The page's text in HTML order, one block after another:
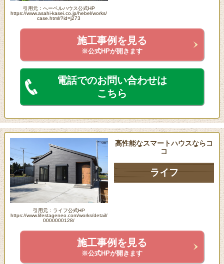
引用元：へーベルハウス公式HP
https://www.asahi-kasei.co.jp/hebel/works/
case.html/?id=j273
施工事例を見る
※公式HPが開きます
電話でのお問い合わせは
こちら
高性能なスマートハウスならコ
コ
ライフ
引用元：ライフ公式HP
https://www.lifestageneo.com/works/detail/
0000000128/
施工事例を見る
※公式HPが開きます